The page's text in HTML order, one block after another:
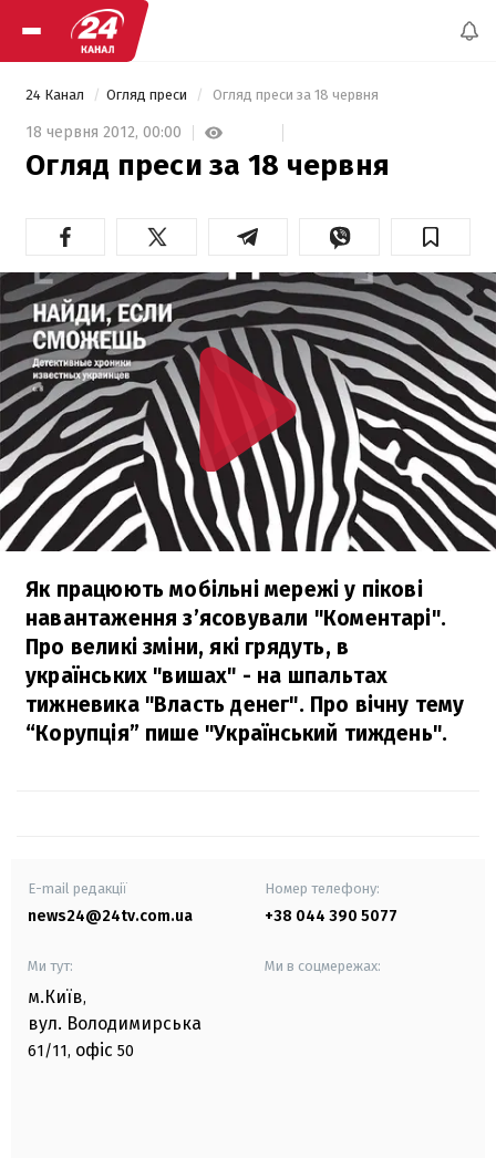
24 Канал Огляд преси Огляд преси за 18 червня
18 червня 2012, 00:00
Огляд преси за 18 червня
Як працюють мобільні мережі у пікові
навантаження з’ясовували "Коментарi".
Про великі зміни, які грядуть, в
українських "вишах" - на шпальтах
тижневика "Власть денег". Про вічну тему
“Корупція” пише "Український тиждень".
E-mail редакції
news24@24tv.com.ua
Номер телефону:
+38 044 390 5077
Ми тут:
м.Київ,
вул. Володимирська
61/11, офіс 50
Ми в соцмережах: